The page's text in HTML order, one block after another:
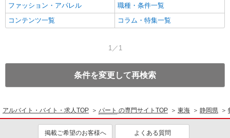
ファッション・アパレル
職種・条件一覧
コンテンツ一覧
コラム・特集一覧
1／1
条件を変更して再検索
アルバイト・バイト・求人TOP パート の専門サイトTOP 東海 静岡県
掲載ご希望のお客様へ よくある質問